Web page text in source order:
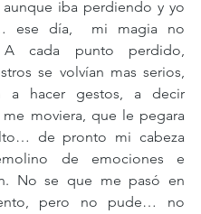
aunque iba perdiendo y yo
ese día,  mi magia no
A cada punto perdido,
se volvían mas serios,
a hacer gestos, a decir
me moviera, que le pegara
de pronto mi cabeza
de emociones e
No se que me pasó en
pero no pude… no